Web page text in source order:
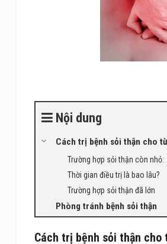
Nội dung
Cách trị bệnh sỏi thận cho
Trường hợp sỏi thận còn nhỏ:
Thời gian điều trị là bao lâu?
Trường hợp sỏi thận đã lớn
Phòng tránh bệnh sỏi thận
Cách trị bệnh sỏi thận